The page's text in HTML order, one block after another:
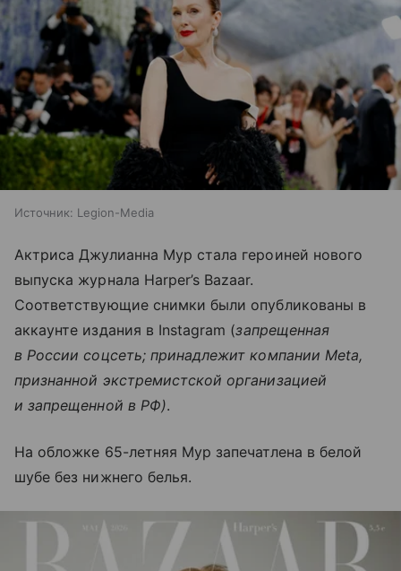
Источник: Legion-Media
Актриса Джулианна Мур стала героиней нового
выпуска журнала Harper’s Bazaar.
Соответствующие снимки были опубликованы в
аккаунте издания в Instagram (запрещенная
в России соцсеть; принадлежит компании Meta,
признанной экстремистской организацией
и запрещенной в РФ).
На обложке 65-летняя Мур запечатлена в белой
шубе без нижнего белья.